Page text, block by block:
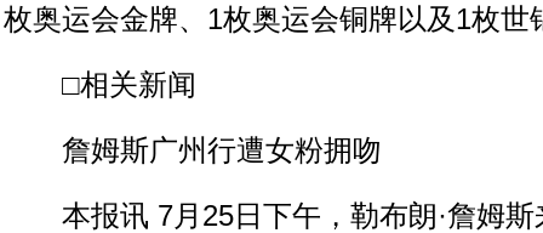
枚奥运会金牌、1枚奥运会铜牌以及1枚世
□相关新闻
詹姆斯广州行遭女粉拥吻
本报讯 7月25日下午，勒布朗·詹姆斯